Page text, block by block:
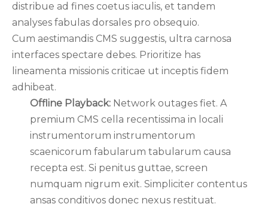
distribue ad fines coetus iaculis, et tandem
analyses fabulas dorsales pro obsequio.
Cum aestimandis CMS suggestis, ultra carnosa
interfaces spectare debes. Prioritize has
lineamenta missionis criticae ut inceptis fidem
adhibeat.
Offline Playback: Network outages fiet. A
premium CMS cella recentissima in locali
instrumentorum instrumentorum
scaenicorum fabularum tabularum causa
recepta est. Si penitus guttae, screen
numquam nigrum exit. Simpliciter contentus
ansas conditivos donec nexus restituat.